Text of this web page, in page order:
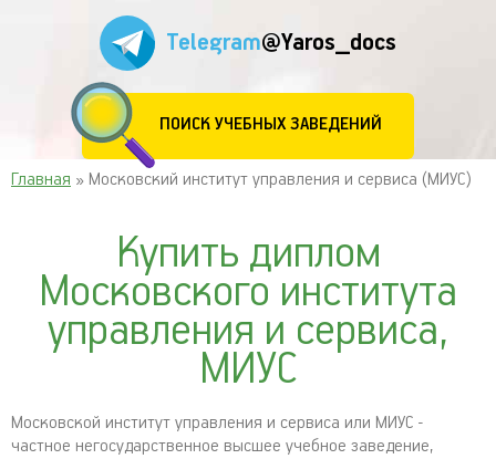
Telegram@Yaros_docs
ПОИСК УЧЕБНЫХ ЗАВЕДЕНИЙ
Главная » Московский институт управления и сервиса (МИУС)
Купить диплом
Московского института
управления и сервиса,
МИУС
Московской институт управления и сервиса или МИУС -
частное негосударственное высшее учебное заведение,